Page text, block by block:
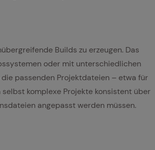
Builds zu erzeugen. Das
oder mit unterschiedlichen
passenden Projektdateien – etwa für
komplexe Projekte konsistent über
angepasst werden müssen.